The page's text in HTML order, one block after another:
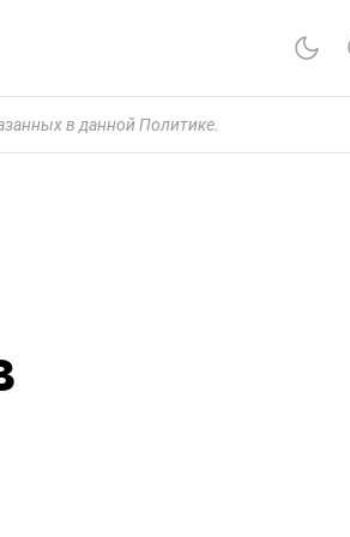
в данной Политике.